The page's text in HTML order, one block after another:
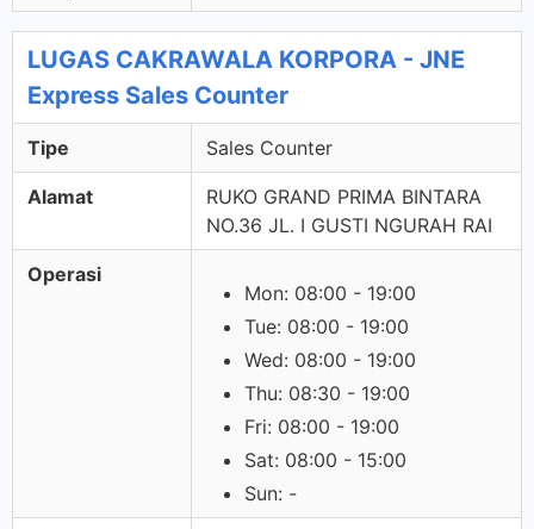
LUGAS CAKRAWALA KORPORA - JNE
Express Sales Counter
Tipe Sales Counter
Alamat
RUKO GRAND PRIMA BINTARA
NO.36 JL. I GUSTI NGURAH RAI
Operasi
Mon: 08:00 - 19:00
Tue: 08:00 - 19:00
Wed: 08:00 - 19:00
Thu: 08:30 - 19:00
Fri: 08:00 - 19:00
Sat: 08:00 - 15:00
Sun: -